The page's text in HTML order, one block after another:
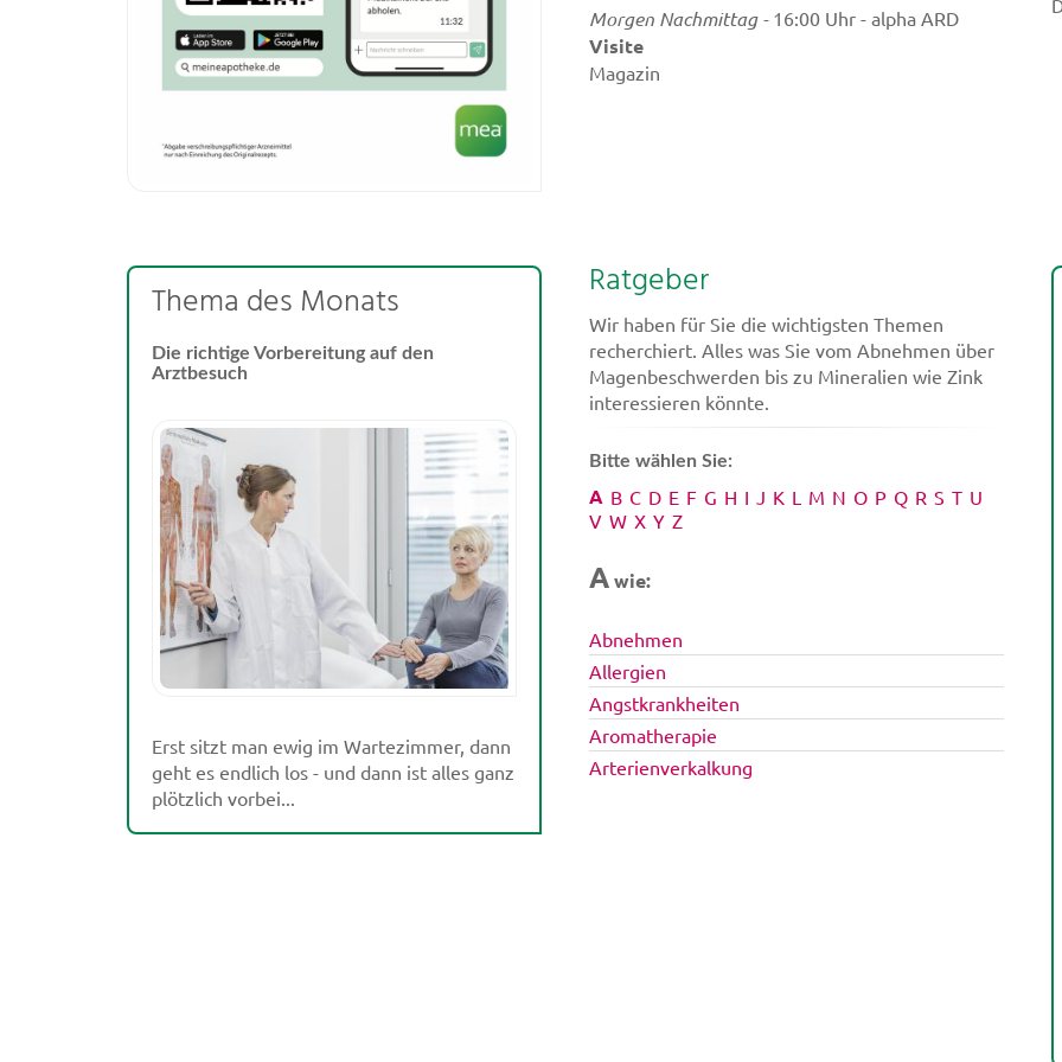
Morgen Nachmittag -16:00 Uhr - alpha ARD
Visite
Magazin
Thema des Monats
Die richtige Vorbereitung auf den
Arztbesuch
Erst sitzt man ewig im Wartezimmer, dann
geht es endlich los - und dann ist alles ganz
plötzlich vorbei...
Ratgeber
Wir haben für Sie die wichtigsten Themen
recherchiert. Alles was Sie vom Abnehmen über
Magenbeschwerden bis zu Mineralien wie Zink
interessieren könnte.
Bitte wählen Sie:
A B C D E F G H I J K L M N O P Q R S T U
V W X Y Z
Awie:
Abnehmen
Allergien
Angstkrankheiten
Aromatherapie
Arterienverkalkung